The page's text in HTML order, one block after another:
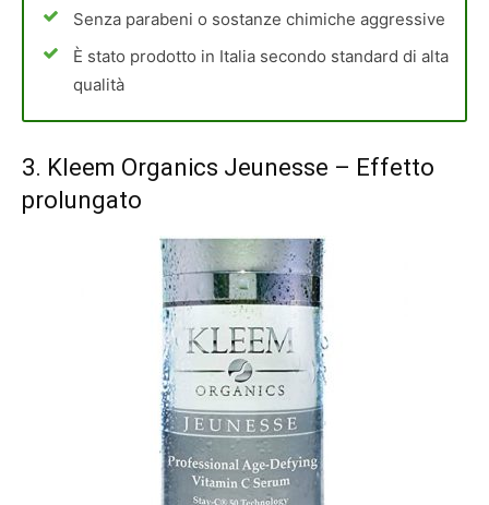
Senza parabeni o sostanze chimiche aggressive
È stato prodotto in Italia secondo standard di alta
qualità
3. Kleem Organics Jeunesse – Effetto
prolungato